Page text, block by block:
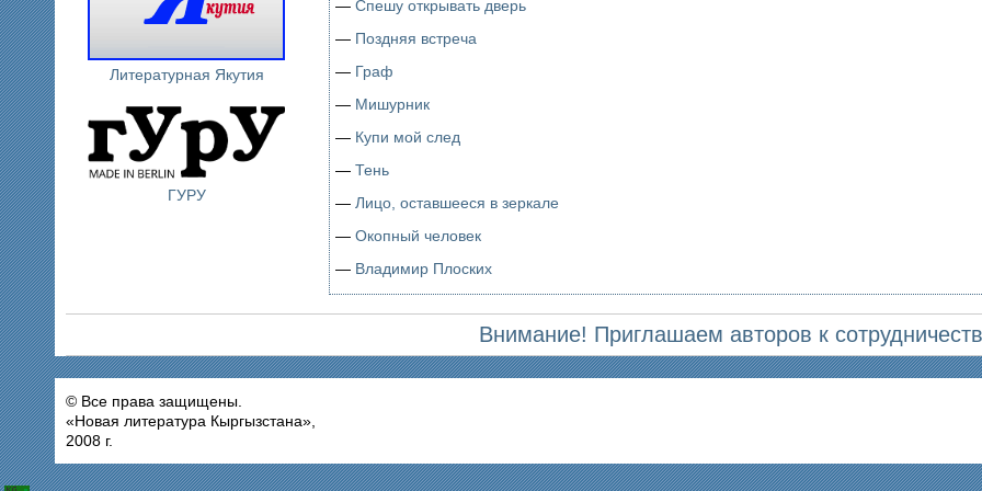
Литературная Якутия
ГУРУ
— Спешу открывать дверь
— Поздняя встреча
— Граф
— Мишурник
— Купи мой след
— Тень
— Лицо, оставшееся в зеркале
— Окопный человек
— Владимир Плоских
Внимание! Приглашаем авторов к
© Все права защищены.
«Новая литература Кыргызстана»,
2008 г.